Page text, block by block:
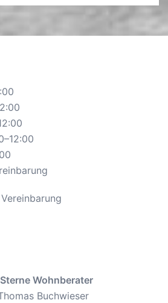
Wohnberater
Buchwieser